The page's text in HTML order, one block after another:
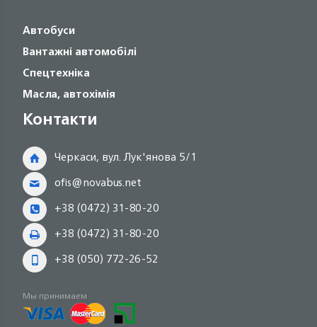
Автобуси
Вантажні автомобілі
Спецтехніка
Масла, автохімія
Контакти
Черкаси, вул. Лук'янова 5/1
ofis@novabus.net
+38 (0472) 31-80-20
+38 (0472) 31-80-20
+38 (050) 772-26-52
Мы принимаем